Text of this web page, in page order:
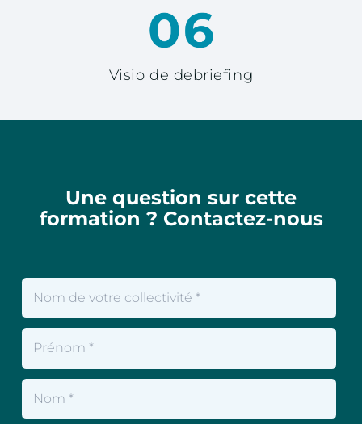
Visio de debriefing
Une question sur cette
formation ? Contactez-nous